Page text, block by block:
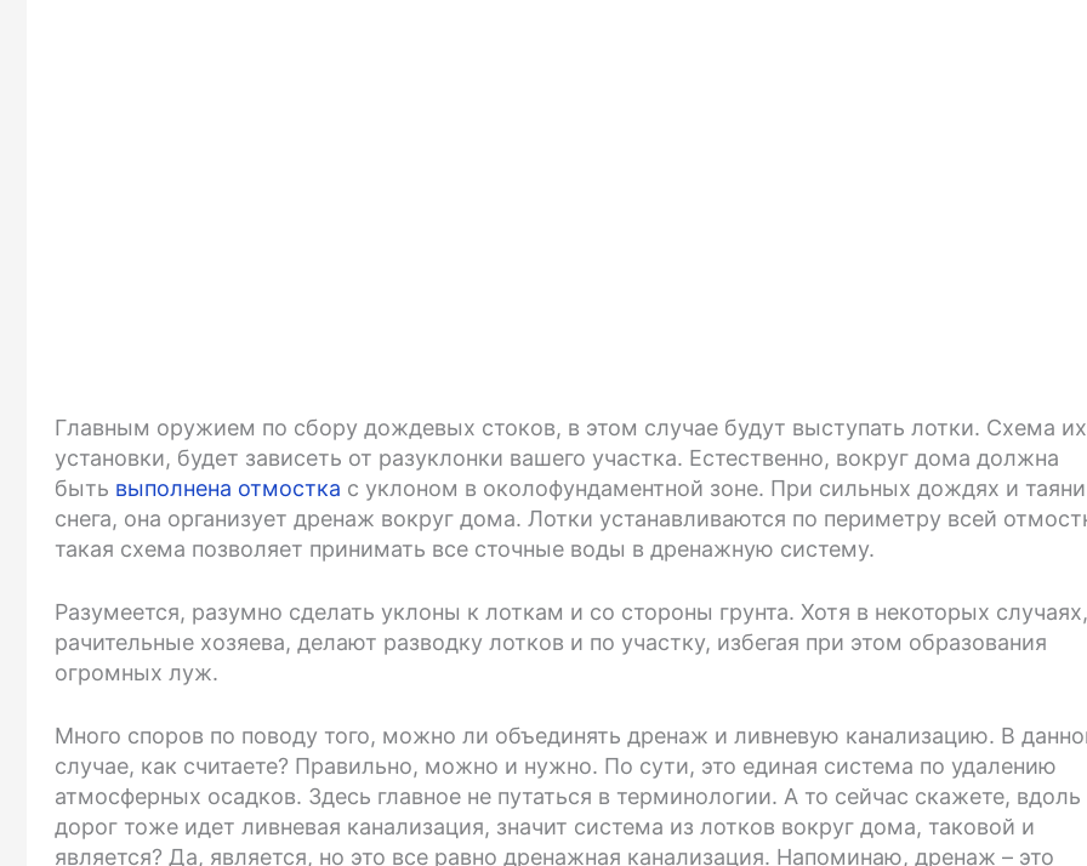
Главным оружием по сбору дождевых стоков, в этом случае будут выступать лотки. Схема их
установки, будет зависеть от разуклонки вашего участка. Естественно, вокруг дома должна
быть выполнена отмостка с уклоном в околофундаментной зоне. При сильных дождях и
снега, она организует дренаж вокруг дома. Лотки устанавливаются по периметру всей
такая схема позволяет принимать все сточные воды в дренажную систему.
Разумеется, разумно сделать уклоны к лоткам и со стороны грунта. Хотя в некоторых
рачительные хозяева, делают разводку лотков и по участку, избегая при этом образования
огромных луж.
Много споров по поводу того, можно ли объединять дренаж и ливневую канализацию. В
случае, как считаете? Правильно, можно и нужно. По сути, это единая система по удалению
атмосферных осадков. Здесь главное не путаться в терминологии. А то сейчас скажете, вдоль
дорог тоже идет ливневая канализация, значит система из лотков вокруг дома, таковой и
является? Да, является, но это все равно дренажная канализация. Напоминаю, дренаж – это